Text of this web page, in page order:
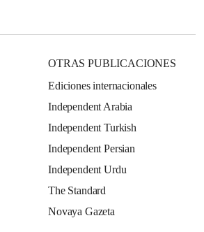
OTRAS PUBLICACIONES
Ediciones internacionales
Independent Arabia
Independent Turkish
Independent Persian
Independent Urdu
The Standard
Novaya Gazeta